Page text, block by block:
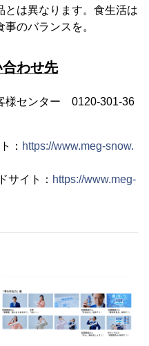
とは異なります。食生活は
のバランスを。
わせ先
様センター 0120-301-36
： https://www.meg-snow.
サイト： https://www.meg-